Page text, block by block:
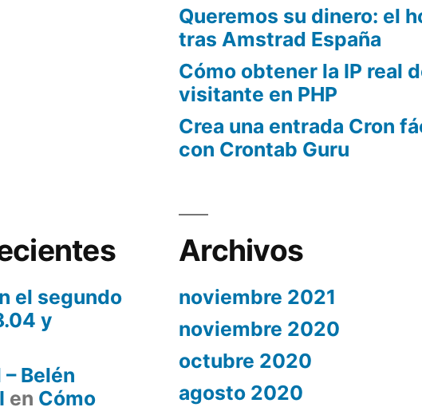
Queremos su dinero: el
tras Amstrad España
Cómo obtener la IP real
visitante en PHP
Crea una entrada Cron
con Crontab Guru
el segundo
y
Belén
en Cómo
Archivos
noviembre 2021
noviembre 2020
octubre 2020
agosto 2020